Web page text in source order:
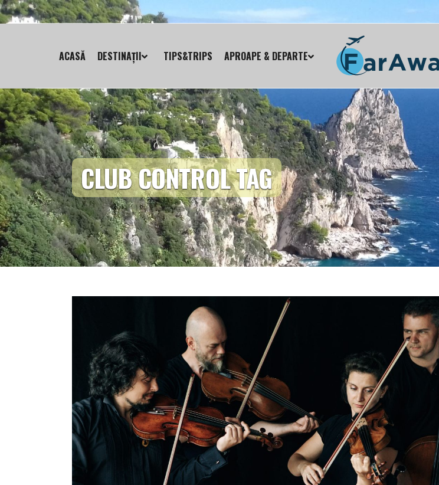
ACASĂ DESTINAȚII TIPS&TRIPS APROAPE & DEPARTE
CLUB CONTROL TAG